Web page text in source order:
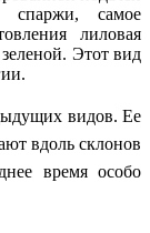
спаржи, самое
лиловая
Этот вид
видов. Ее
вдоль склонов
время особо